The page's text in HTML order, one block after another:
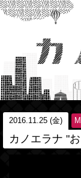
2016.11.25 (金)
カノエラナ "